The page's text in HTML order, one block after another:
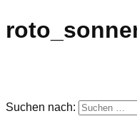
Suchen nach: